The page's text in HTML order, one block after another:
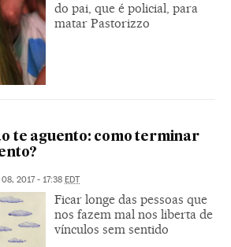
do pai, que é policial, para
matar Pastorizzo
te aguento: como terminar
08, 2017 - 17:38 EDT
Ficar longe das pessoas que
nos fazem mal nos liberta de
vínculos sem sentido